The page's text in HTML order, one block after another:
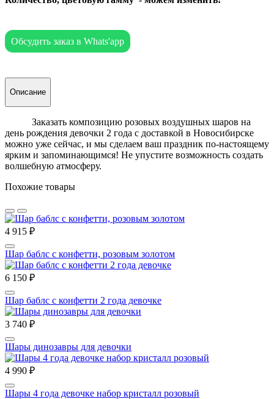
Обсудить заказ в Whats'app
Описание
Заказать композицию розовых воздушных шаров на
день рождения девочки 2 года с доставкой в Новосибирске
можно уже сейчас, и мы сделаем ваш праздник по-настоящему
ярким и запоминающимся! Не упустите возможность создать
волшебную атмосферу.
Похожие товары
4 915 ₽
Шар баблс с конфетти, розовым золотом
6 150 ₽
Шар баблс с конфетти 2 года девочке
3 740 ₽
Шары динозавры для девочки
4 990 ₽
Шары 4 года девочке набор кристалл розовый